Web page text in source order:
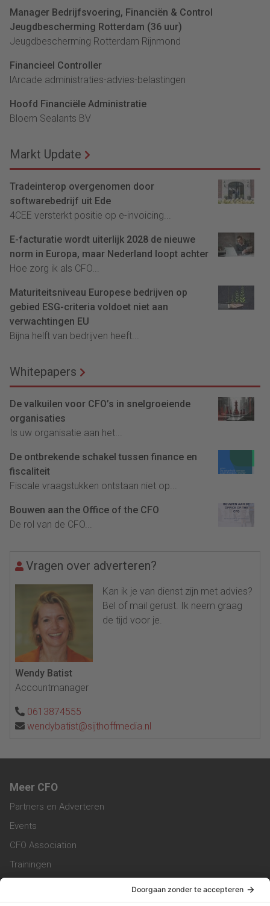
Manager Bedrijfsvoering, Financiën & Control
Jeugdbescherming Rotterdam (36 uur)
Jeugdbescherming Rotterdam Rijnmond
Financieel Controller
lArcade administraties-advies-belastingen
Hoofd Financiële Administratie
Bloem Sealants BV
Markt Update
Tradeinterop overgenomen door
softwarebedrijf uit Ede
4CEE versterkt positie op e-invoicing...
E-facturatie wordt uiterlijk 2028 de nieuwe
norm in Europa, maar Nederland loopt achter
Hoe zorg ik als CFO...
Maturiteitsniveau Europese bedrijven op
gebied ESG-criteria voldoet niet aan
verwachtingen EU
Bijna helft van bedrijven heeft...
Whitepapers
De valkuilen voor CFO’s in snelgroeiende
organisaties
Is uw organisatie aan het...
De ontbrekende schakel tussen finance en
fiscaliteit
Fiscale vraagstukken ontstaan niet op...
Bouwen aan the Office of the CFO
De rol van de CFO...
Vragen over adverteren?
Kan ik je van dienst zijn met advies?
Bel of mail gerust. Ik neem graag
de tijd voor je.
Wendy Batist
Accountmanager
0613874555
wendybatist@sijthoffmedia.nl
Meer CFO
Partners en Adverteren
Events
CFO Association
Trainingen
Vacatures